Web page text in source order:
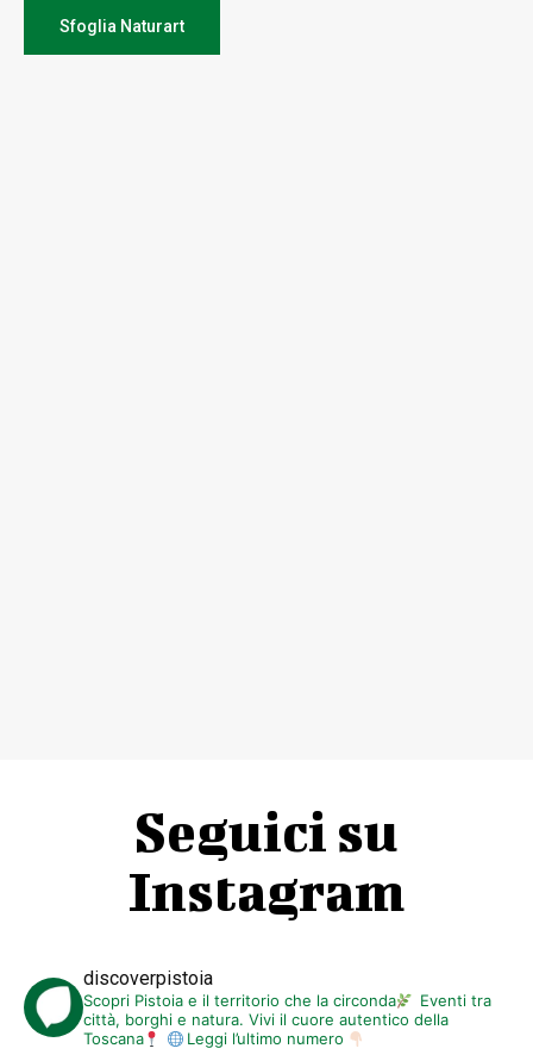
Sfoglia Naturart
Seguici su
Instagram
discoverpistoia
Scopri Pistoia e il territorio che la circonda
Eventi tra
città, borghi e natura. Vivi il cuore autentico della
Toscana
Leggi l’ultimo numero